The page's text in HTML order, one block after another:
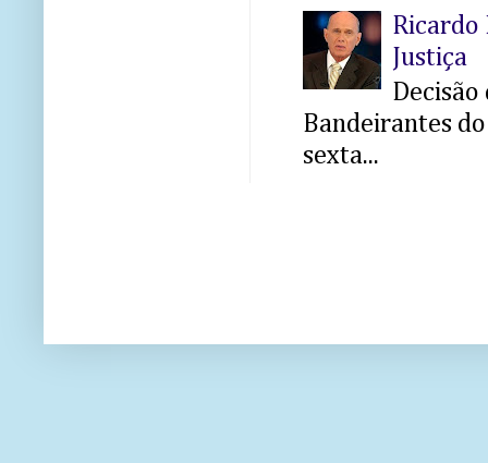
Ricardo
Justiça
Decisão
Bandeirantes
sexta...